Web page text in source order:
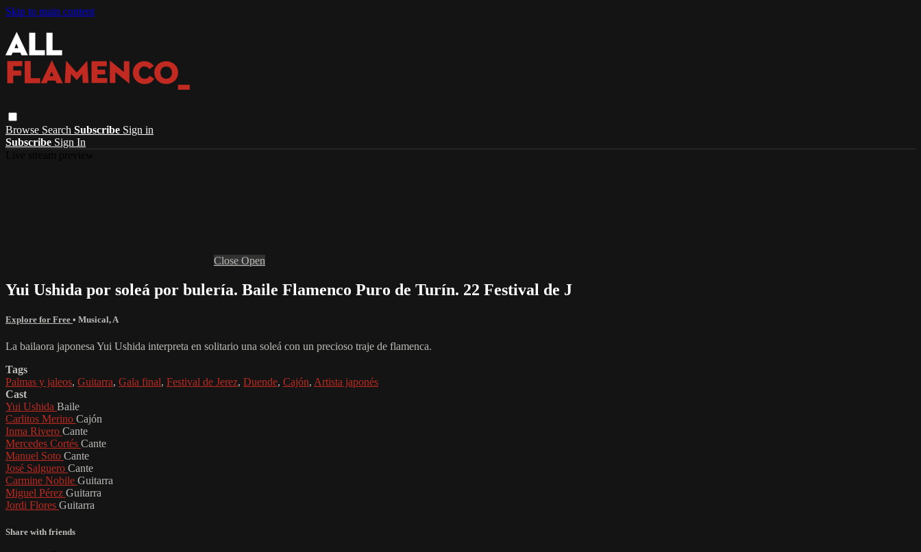
Skip to main content
Browse Search Subscribe Sign in
Subscribe Sign In
Close Open
Yui Ushida por soleá por bulería. Baile Flamenco Puro de Turín. 22 Festival de J
Explore for Free • Musical, A
La bailaora japonesa Yui Ushida interpreta en solitario una soleá con un precioso traje de flamenca.
Tags
Palmas y jaleos, Guitarra, Gala final, Festival de Jerez, Duende, Cajón, Artista japonés
Cast
Yui Ushida Baile
Carlitos Merino Cajón
Inma Rivero Cante
Mercedes Cortés Cante
Manuel Soto Cante
José Salguero Cante
Carmine Nobile Guitarra
Miguel Pérez Guitarra
Jordi Flores Guitarra
Share with friends